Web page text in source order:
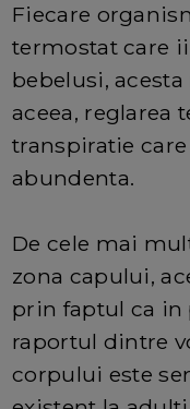
Fiecare
termostat care
bebelusi,
aceea, reglarea
transpiratie
abundenta.
De cele mai
zona capului,
prin faptul ca in
raportul dintre
corpului este